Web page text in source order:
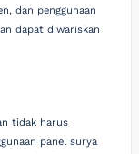
dan penggunaan
dapat diwariskan
tidak harus
panel surya